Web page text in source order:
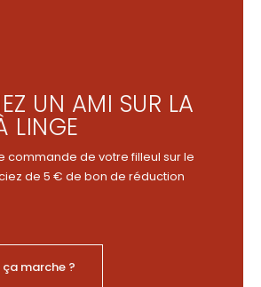
UN AMI SUR LA
LINGE
commande de votre filleul sur le
de 5 € de bon de réduction
marche ?